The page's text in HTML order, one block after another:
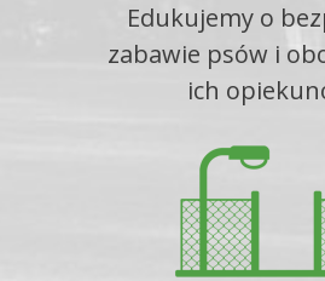
Edukujemy o
zabawie psów i
ich